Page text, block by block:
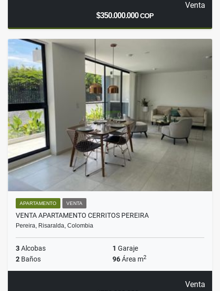
Venta
$350.000.000COP
APARTAMENTO VENTA
VENTA APARTAMENTO CERRITOS PEREIRA
Pereira, Risaralda, Colombia
3Alcobas 1 Garaje
2 Baños 96Área m2
Venta